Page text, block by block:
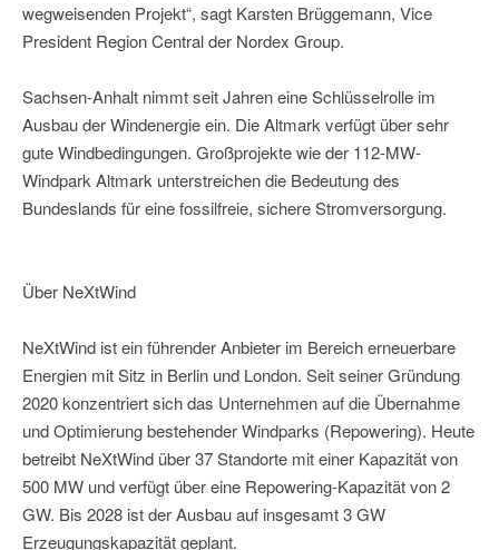
wegweisenden Projekt“, sagt Karsten Brüggemann, Vice
President Region Central der Nordex Group.
Sachsen‑Anhalt nimmt seit Jahren eine Schlüsselrolle im
Ausbau der Windenergie ein. Die Altmark verfügt über sehr
gute Windbedingungen. Großprojekte wie der 112-MW-
Windpark Altmark unterstreichen die Bedeutung des
Bundeslands für eine fossilfreie, sichere Stromversorgung.
Über NeXtWind
NeXtWind ist ein führender Anbieter im Bereich erneuerbare
Energien mit Sitz in Berlin und London. Seit seiner Gründung
2020 konzentriert sich das Unternehmen auf die Übernahme
und Optimierung bestehender Windparks (Repowering). Heute
betreibt NeXtWind über 37 Standorte mit einer Kapazität von
500 MW und verfügt über eine Repowering-Kapazität von 2
GW. Bis 2028 ist der Ausbau auf insgesamt 3 GW
Erzeugungskapazität geplant.